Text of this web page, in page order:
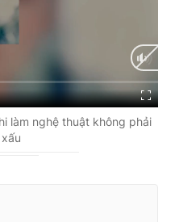
làm nghệ thuật không phải